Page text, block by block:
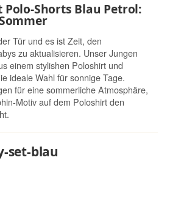
Polo-Shorts Blau Petrol:
Tür und es ist Zeit, den
zu aktualisieren. Unser Jungen
einem stylishen Poloshirt und
ideale Wahl für sonnige Tage.
für eine sommerliche Atmosphäre,
Motiv auf dem Poloshirt den